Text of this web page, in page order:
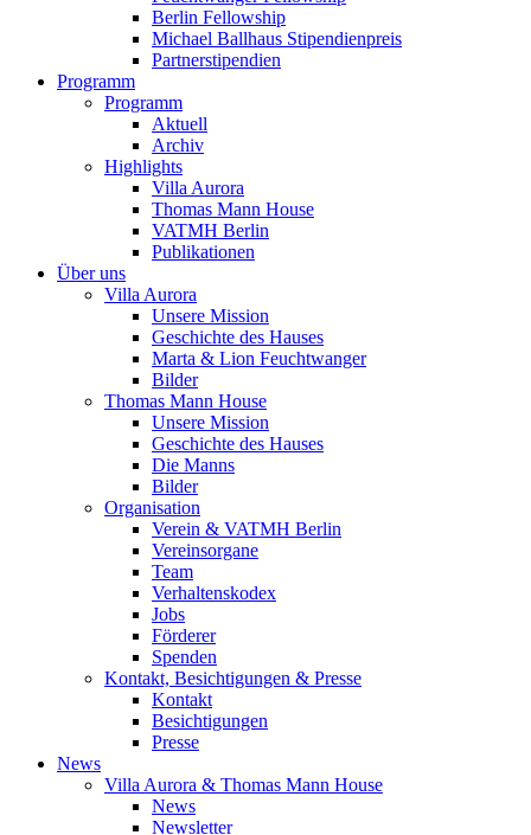
Berlin Fellowship
Michael Ballhaus Stipendienpreis
Partnerstipendien
Programm
Programm
Aktuell
Archiv
Highlights
Villa Aurora
Thomas Mann House
VATMH Berlin
Publikationen
Über uns
Villa Aurora
Unsere Mission
Geschichte des Hauses
Marta & Lion Feuchtwanger
Bilder
Thomas Mann House
Unsere Mission
Geschichte des Hauses
Die Manns
Bilder
Organisation
Verein & VATMH Berlin
Vereinsorgane
Team
Verhaltenskodex
Jobs
Förderer
Spenden
Kontakt, Besichtigungen & Presse
Kontakt
Besichtigungen
Presse
News
Villa Aurora & Thomas Mann House
News
Newsletter